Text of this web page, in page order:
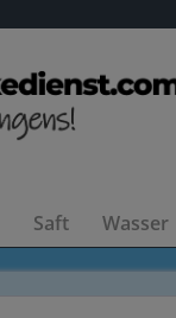
Saft Wasser